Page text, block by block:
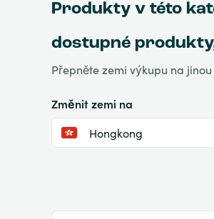
Produkty v této
dostupné
Přepněte zemi výkupu na
Změnit zemi na
Hongkong